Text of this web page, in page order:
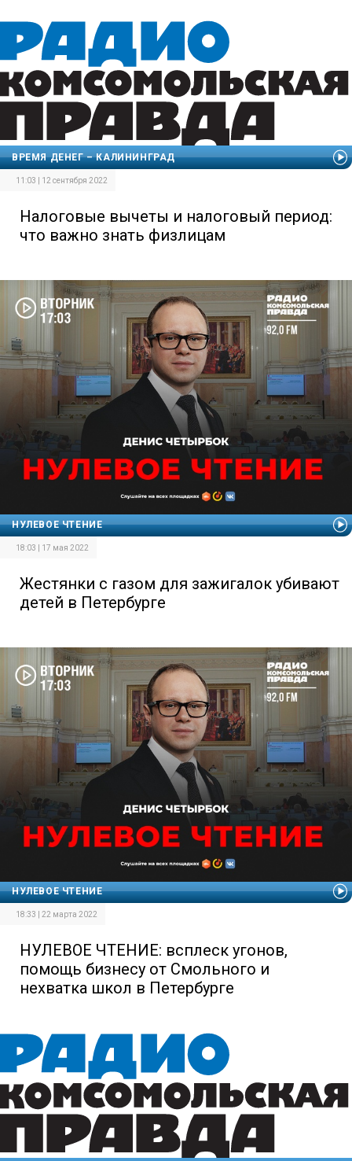
ВРЕМЯ ДЕНЕГ – КАЛИНИНГРАД
11:03 | 12 сентября 2022
Налоговые вычеты и налоговый период:
что важно знать физлицам
НУЛЕВОЕ ЧТЕНИЕ
18:03 | 17 мая 2022
Жестянки с газом для зажигалок убивают
детей в Петербурге
НУЛЕВОЕ ЧТЕНИЕ
18:33 | 22 марта 2022
НУЛЕВОЕ ЧТЕНИЕ: всплеск угонов,
помощь бизнесу от Смольного и
нехватка школ в Петербурге